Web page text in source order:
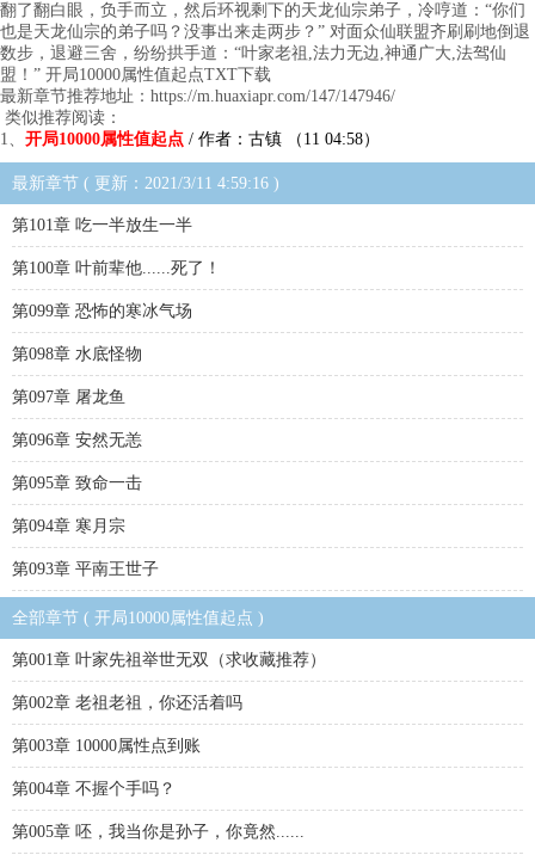
翻了翻白眼，负手而立，然后环视剩下的天龙仙宗弟子，冷哼道：“你们
也是天龙仙宗的弟子吗？没事出来走两步？” 对面众仙联盟齐刷刷地倒退
数步，退避三舍，纷纷拱手道：“叶家老祖,法力无边,神通广大,法驾仙
盟！” 开局10000属性值起点TXT下载
最新章节推荐地址：https://m.huaxiapr.com/147/147946/
类似推荐阅读：
1、 开局10000属性值起点 / 作者：古镇 （11 04:58）
最新章节 ( 更新：2021/3/11 4:59:16 )
第101章 吃一半放生一半
第100章 叶前辈他......死了！
第099章 恐怖的寒冰气场
第098章 水底怪物
第097章 屠龙鱼
第096章 安然无恙
第095章 致命一击
第094章 寒月宗
第093章 平南王世子
全部章节 ( 开局10000属性值起点 )
第001章 叶家先祖举世无双（求收藏推荐）
第002章 老祖老祖，你还活着吗
第003章 10000属性点到账
第004章 不握个手吗？
第005章 呸，我当你是孙子，你竟然......